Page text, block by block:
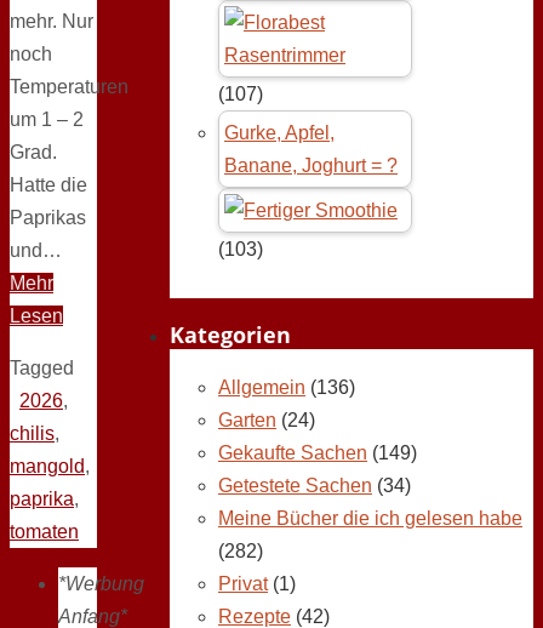
mehr. Nur
noch
Temperaturen
um 1 – 2
Grad.
Hatte die
Paprikas
und…
Mehr
Lesen
Tagged
2026,
chilis,
mangold,
paprika,
tomaten
*Werbung
Anfang*
(107)
Gurke, Apfel,
Banane, Joghurt = ?
(103)
Kategorien
Allgemein (136)
Garten (24)
Gekaufte Sachen (149)
Getestete Sachen (34)
Meine Bücher die ich gelesen habe
(282)
Privat(1)
Rezepte (42)